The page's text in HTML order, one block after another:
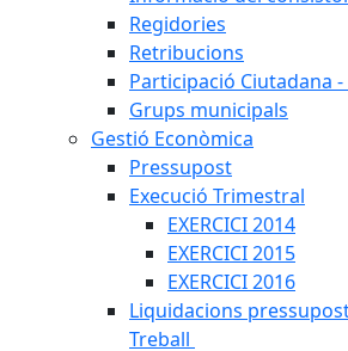
Regidories
Retribucions
Participació Ciutadana -
Grups municipals
Gestió Econòmica
Pressupost
Execució Trimestral
EXERCICI 2014
EXERCICI 2015
EXERCICI 2016
Liquidacions
Treball